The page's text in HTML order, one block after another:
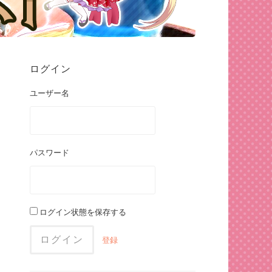
ログイン
ユーザー名
パスワード
ログイン状態を保存する
登録